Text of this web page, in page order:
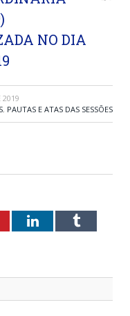
NO DIA
2019
, PAUTAS E ATAS DAS SESSÕES
LinkedInTumblr